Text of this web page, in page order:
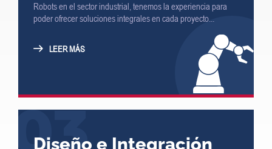
Robots en el sector industrial, tenemos la experiencia para
poder ofrecer soluciones integrales en cada proyecto...
LEER MÁS
03
Diseño e Integración